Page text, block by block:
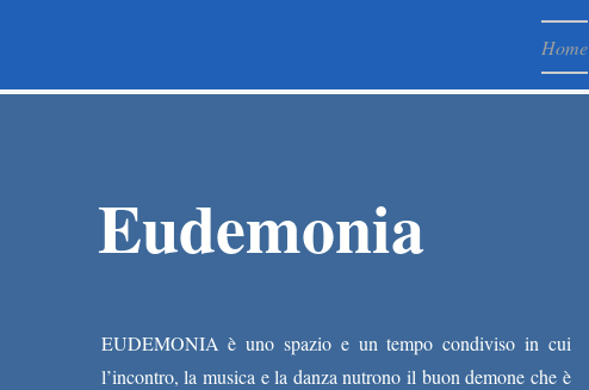
Home
Eudemonia
EUDEMONIA è uno spazio e un tempo condiviso in cui
l’incontro, la musica e la danza nutrono il buon demone che è